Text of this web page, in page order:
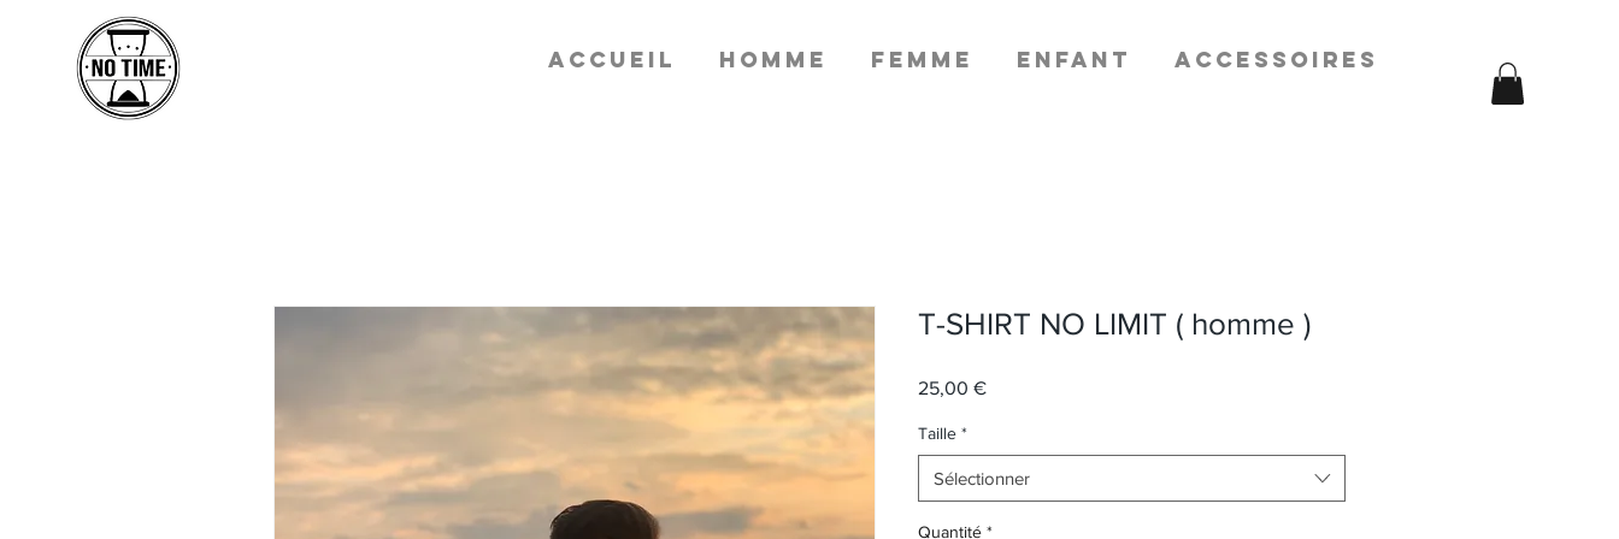
Accueil HOMME FEMME ENFANT ACCESSOIRES
T-SHIRT NO LIMIT ( homme )
25,00 €Prix
Taille *
Sélectionner
Quantité *